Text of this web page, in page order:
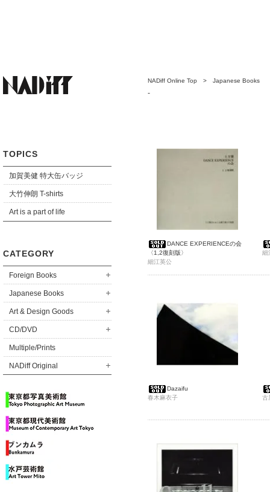
TOPICS
加賀美健 特大缶バッジ
大竹伸朗 T-shirts
Art is a part of life
CATEGORY
Foreign Books
Japanese Books
Art & Design Goods
CD/DVD
Multiple/Prints
NADiff Original
NADiff Online Top > Japanese Books
-
DANCE EXPERIENCEの会
〈1,2復刻版〉
細江英公
細
Dazaifu
春木麻衣子
古